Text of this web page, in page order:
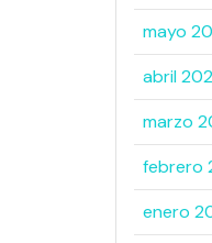
mayo
abril
marzo
febrero
enero